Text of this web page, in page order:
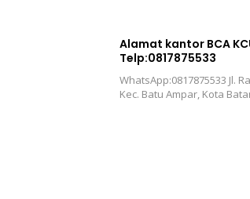
Alamat kantor BCA
Telp:0817875533
WhatsApp:0817875533 Jl.
Kec. Batu Ampar, Kota